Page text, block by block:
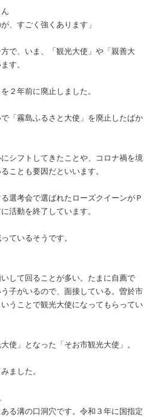
、すごく強くあります」
で、いま、「観光大使」や「親善大
す。
２年前に廃止しました。
「霧島ふるさと大使」を廃止したばか
シフトしてきたことや、コロナ禍を境
ことも要因だといいます。
選考会で選ばれたローズクイーンがＰ
活動を終了しています。
ているそうです。
して回ることが多い。たまに自薦で
子がいるので、面接している。曽於市
うことで観光大使になってもらってい
使」となった「そお市観光大使」。
ました。
る溝の口洞穴です。令和３年に国指定